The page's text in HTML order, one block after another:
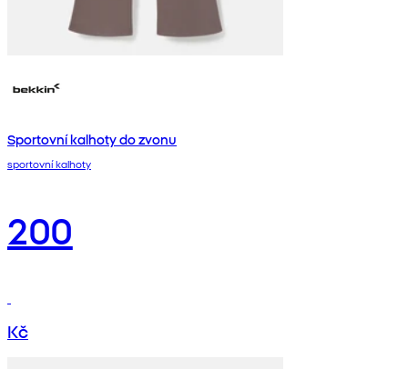
Sportovní kalhoty do zvonu
sportovní kalhoty
200
Kč